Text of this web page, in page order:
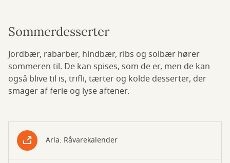
Sommerdesserter
Jordbær, rabarber, hindbær, ribs og solbær hører
sommeren til. De kan spises, som de er, men de kan
også blive til is, trifli, tærter og kolde desserter, der
smager af ferie og lyse aftener.
Arla: Råvarekalender